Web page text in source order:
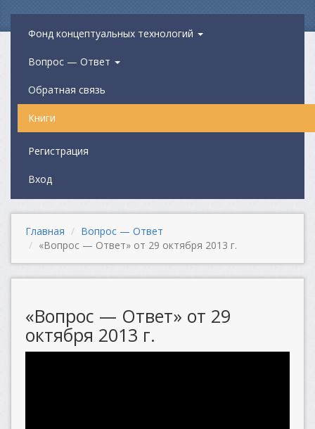
Фонд концептуальных технологий
Вопрос — Ответ
Обратная связь
Книги
Регистрация
Вход
Главная
Вопрос — Ответ
«Вопрос — Ответ» от 29 октября 2013 г.
«Вопрос — Ответ» от 29
октября 2013 г.